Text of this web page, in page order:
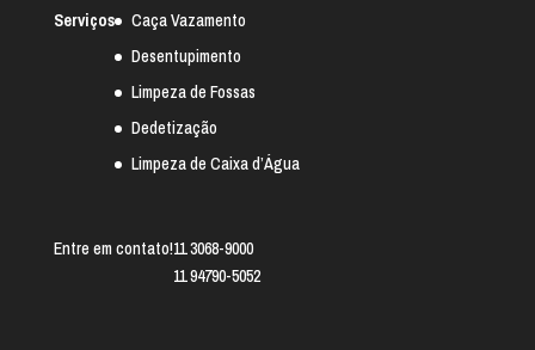
Serviços
Caça Vazamento
Desentupimento
Limpeza de Fossas
Dedetização
Limpeza de Caixa d’Água
Entre em contato!11 3068-9000
11 94790-5052